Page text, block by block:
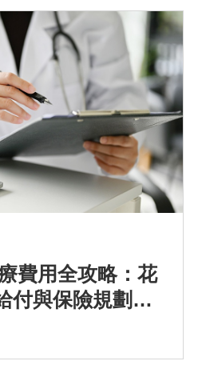
費用全攻略：花
付與保險規劃指
門度
至舊
至少
排序